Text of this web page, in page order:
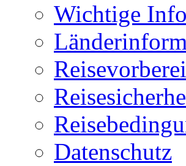
Wichtige
Datenschutz